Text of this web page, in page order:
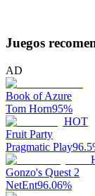
Juegos
AD
Book of Azure
Tom Horn95%
HOT
Fruit Party
Pragmatic Play96.5
Gonzo's Quest 2
NetEnt96.06%